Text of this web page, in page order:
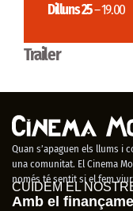
Dilluns 25– 19.00
Trailer
Quan s’apaguen els llums i
una comunitat. El Cinema
només té sentit si el fem
CUIDEM EL
Amb el